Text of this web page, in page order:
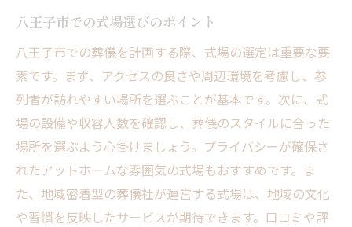
八王子市での式場選びのポイント
八王子市での葬儀を計画する際、式場の選定は重要な要
素です。まず、アクセスの良さや周辺環境を考慮し、参
列者が訪れやすい場所を選ぶことが基本です。次に、式
場の設備や収容人数を確認し、葬儀のスタイルに合った
場所を選ぶよう心掛けましょう。プライバシーが確保さ
れたアットホームな雰囲気の式場もおすすめです。ま
た、地域密着型の葬儀社が運営する式場は、地域の文化
や習慣を反映したサービスが期待できます。口コミや評